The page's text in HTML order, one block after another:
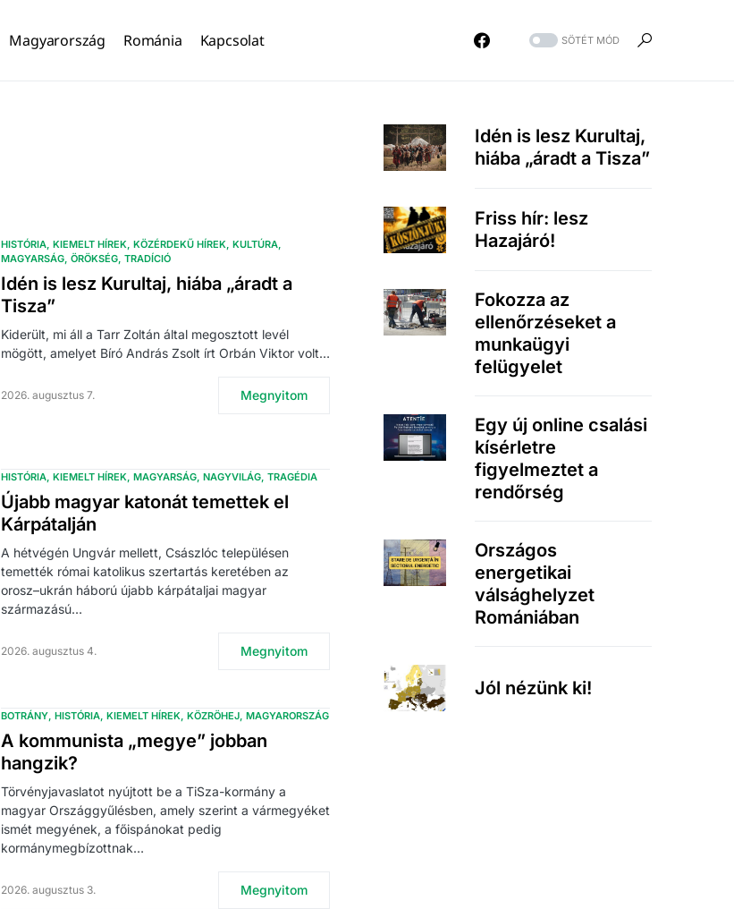
Magyarország Románia Kapcsolat SÖTÉT MÓD
HISTÓRIA KIEMELT HÍREK KÖZÉRDEKŰ HÍREK KULTÚRA
MAGYARSÁG ÖRÖKSÉG TRADÍCIÓ
Idén is lesz Kurultaj, hiába „áradt a
Tisza”
Kiderült, mi áll a Tarr Zoltán által megosztott levél
mögött, amelyet Bíró András Zsolt írt Orbán Viktor volt…
2026. augusztus 7. Megnyitom
HISTÓRIA KIEMELT HÍREK MAGYARSÁG NAGYVILÁG TRAGÉDIA
Újabb magyar katonát temettek el
Kárpátalján
A hétvégén Ungvár mellett, Császlóc településen
temették római katolikus szertartás keretében az
orosz–ukrán háború újabb kárpátaljai magyar
származású…
2026. augusztus 4. Megnyitom
BOTRÁNY HISTÓRIA KIEMELT HÍREK KÖZRÖHEJ MAGYARORSZÁG
A kommunista „megye” jobban
hangzik?
Törvényjavaslatot nyújtott be a TiSza-kormány a
magyar Országgyűlésben, amely szerint a vármegyéket
ismét megyének, a főispánokat pedig
kormánymegbízottnak…
2026. augusztus 3. Megnyitom
Idén is lesz Kurultaj,
hiába „áradt a Tisza”
Friss hír: lesz
Hazajáró!
Fokozza az
ellenőrzéseket a
munkaügyi
felügyelet
Egy új online csalási
kísérletre
figyelmeztet a
rendőrség
Országos
energetikai
válsághelyzet
Romániában
Jól nézünk ki!